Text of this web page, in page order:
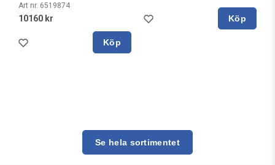
Art nr. 6519874
10160 kr
Köp
Köp
Se hela sortimentet